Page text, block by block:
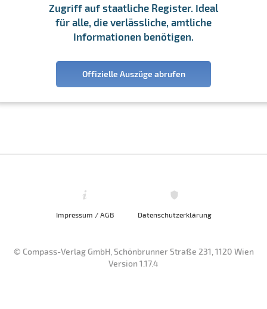
Zugriff auf staatliche Register. Ideal
für alle, die verlässliche, amtliche
Informationen benötigen.
Offizielle Auszüge abrufen
Impressum / AGB Datenschutzerklärung
© Compass-Verlag GmbH, Schönbrunner Straße 231, 1120 Wien
Version 1.17.4